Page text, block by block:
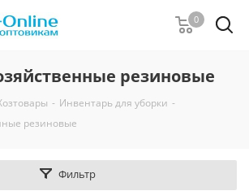
0
резиновые
- Инвентарь для уборки -
резиновые
Фильтр